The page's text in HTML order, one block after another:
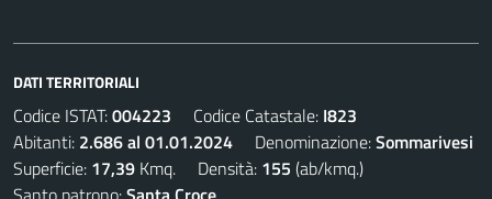
DATI TERRITORIALI
Codice ISTAT:004223 Codice Catastale: I823
Abitanti: 2.686 al 01.01.2024 Denominazione:Sommarivesi
Superficie: 17,39 Kmq. Densità: 155 (ab/kmq.)